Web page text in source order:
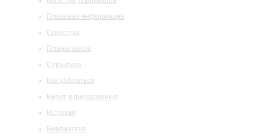
Правовая информация
Оркестры
Планы залов
Структура
Как добраться
Визит в филармонию
История
Библиотека